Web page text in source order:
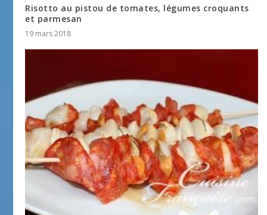
Risotto au pistou de tomates, légumes croquants
et parmesan
19 mars 2018